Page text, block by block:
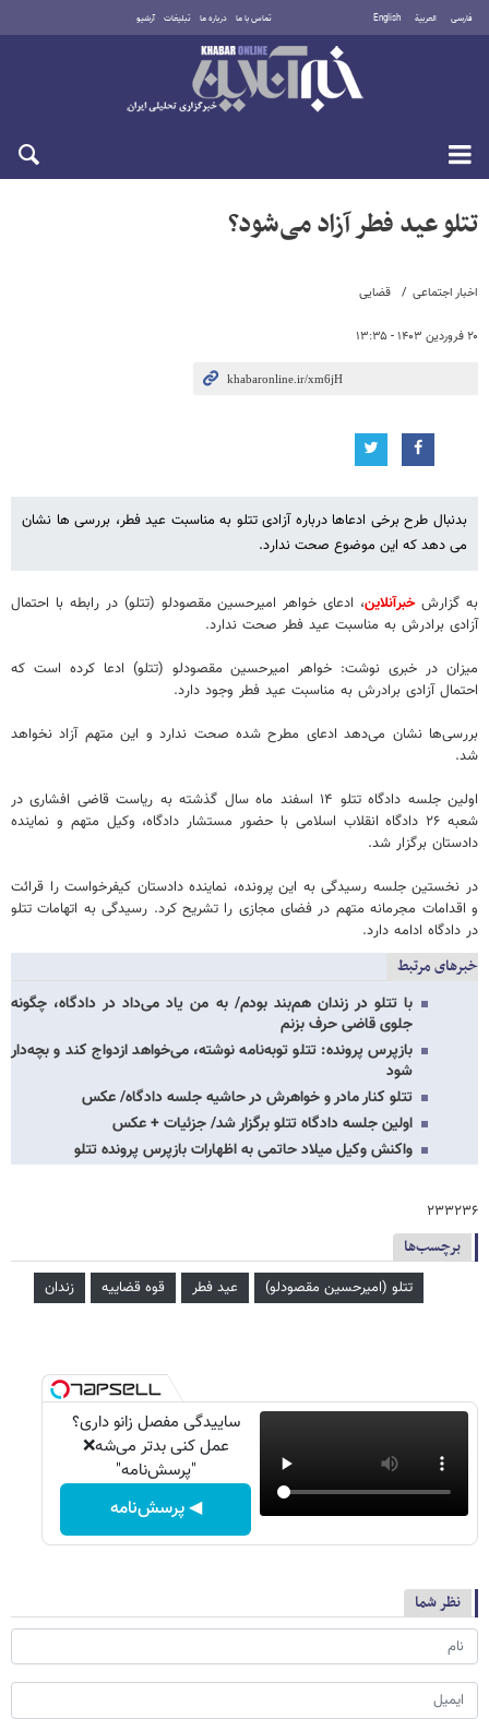
فارسی العربية English تماس با ما درباره ما تبلیغات آرشیو
یکشنبه ۱۸ مرداد ۱۴۰۵
اخبار اجتماعی قضایی
۲۰ فروردین ۱۴۰۳ - ۱۳:۳۵
تتلو عید فطر آزاد می‌شود؟
بدنبال طرح برخی ادعاها درباره آزادی تتلو به مناسبت عید فطر، بررسی ها نشان
می دهد که این موضوع صحت ندارد.
به گزارشخبرآنلاین، ادعای خواهر امیرحسین مقصودلو (تتلو) در رابطه با احتمال
آزادی برادرش به مناسبت عید فطر صحت ندارد.
میزان در خبری نوشت: خواهر امیرحسین مقصودلو (تتلو) ادعا کرده است که
احتمال آزادی برادرش به مناسبت عید فطر وجود دارد.
بررسی‌ها نشان می‌دهد ادعای مطرح شده صحت ندارد و این متهم آزاد نخواهد
شد.
اولین جلسه دادگاه تتلو ۱۴ اسفند ماه سال گذشته به ریاست قاضی افشاری در
شعبه ۲۶ دادگاه انقلاب اسلامی با حضور مستشار دادگاه، وکیل متهم و نماینده
دادستان برگزار شد.
در نخستین جلسه رسیدگی به این پرونده، نماینده دادستان کیفرخواست را قرائت
و اقدامات مجرمانه متهم در فضای مجازی را تشریح کرد. رسیدگی به اتهامات تتلو
در دادگاه ادامه دارد.
خبرهای مرتبط
با تتلو در زندان هم‌بند بودم/ به من یاد می‌داد در دادگاه، چگونه
جلوی قاضی حرف بزنم
بازپرس پرونده: تتلو توبه‌نامه نوشته، می‌خواهد ازدواج کند و بچه‌دار
شود
تتلو کنار مادر و خواهرش در حاشیه جلسه دادگاه/ عکس
اولین جلسه دادگاه تتلو برگزار شد/ جزئیات + عکس
واکنش وکیل میلاد حاتمی به اظهارات بازپرس پرونده تتلو
۲۳۳۲۳۶
برچسب‌ها
تتلو (امیرحسین مقصودلو) عید فطر قوه قضاییه زندان
ساییدگی مفصل زانو داری؟
عمل کنی بدتر می‌شه❌
"پرسش‌نامه"
◀ پرسش‌نامه
نظر شما